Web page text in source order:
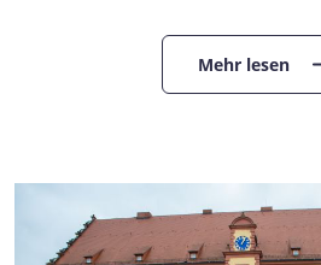
Mehr lesen